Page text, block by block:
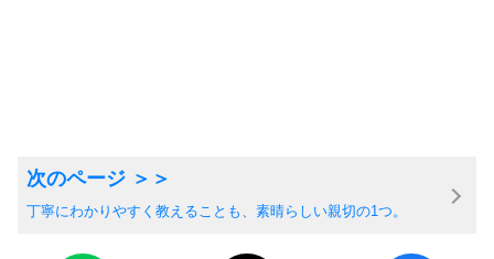
丁寧にわかりやすく教えることも、素晴らしい親切の1つ。